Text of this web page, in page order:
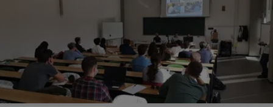
settimana
Migranti
Diversità
e